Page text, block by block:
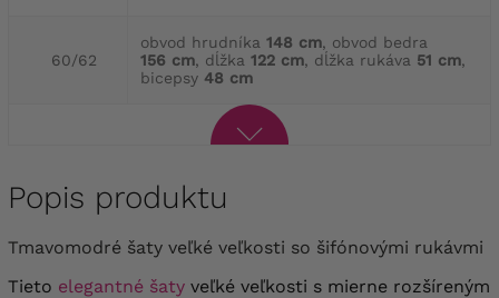
60/62
obvod hrudníka 148 cm, obvod bedra
156 cm, dĺžka 122 cm, dĺžka rukáva 51 cm,
bicepsy 48 cm
Popis produktu
Tmavomodré šaty veľké veľkosti so šifónovými rukávmi
Tieto elegantné šaty veľké veľkosti s mierne rozšíreným